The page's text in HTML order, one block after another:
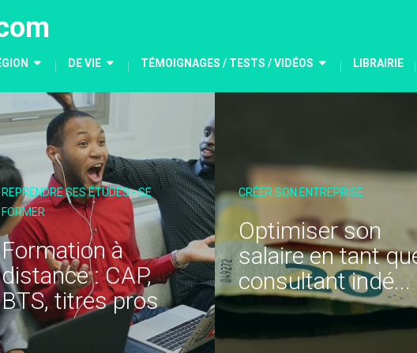
DE VIE TÉMOIGNAGES / TESTS / VIDÉOS LIBRAIRIE
SON ENTREPRISE
son
en tant que
indé...
CHANGER DE MÉTIER - DE JOB
Comptabilité d’un
infirmier libéral :
faut-il ...